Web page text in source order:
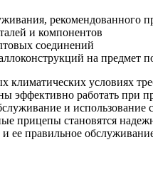
рекомендованного
и компонентов
соединений
на предмет
климатических условиях
эффективно работать
и
прицепы становятся
ее правильное